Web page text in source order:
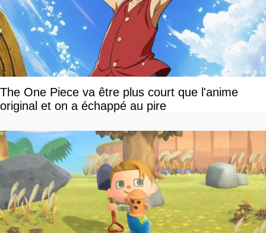
The One Piece va être plus court que l'anime
original et on a échappé au pire